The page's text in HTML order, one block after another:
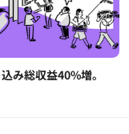
み総収益40%増。